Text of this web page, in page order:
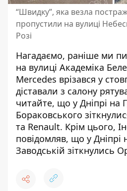
“Швидку”, яка везла
пропустили на вулиці
Розі
Нагадаємо, раніше ми
на вулиці Академіка
Mercedes врізався у
діставали з салону
читайте, що у Дніпрі на
Бораковського
та Renault. Крім цього,
повідомляв, що у Дніпрі
Заводській зіткнулись